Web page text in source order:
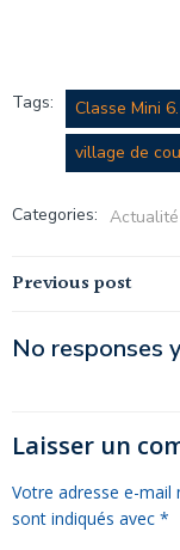
Tags: Classe Mini
village de
Categories: Actualité
Post
Previous post
No responses
Laisser un
Votre adresse e-mail
sont indiqués avec *